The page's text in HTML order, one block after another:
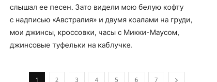
слышал ее песен. Зато видели мою белую кофту
с надписью «Австралия» и двумя коалами на груди,
мои джинсы, кроссовки, часы с Микки-Маусом,
джинсовые туфельки на каблучке.
1 2 3 4 5 6 7